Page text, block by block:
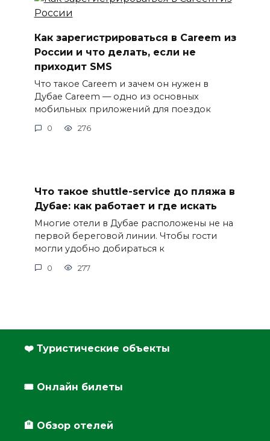
Как зарегистрироваться в Careem из
России и что делать, если не
приходит SMS
Что такое Careem и зачем он нужен в
Дубае Careem — одно из основных
мобильных приложений для поездок
0 276
Что такое shuttle-service до пляжа в
Дубае: как работает и где искать
Многие отели в Дубае расположены не на
первой береговой линии. Чтобы гости
могли удобно добираться к
0 277
❤️ Туристические объекты
🎟️ Онлайн билеты
🏨 Обзор отелей